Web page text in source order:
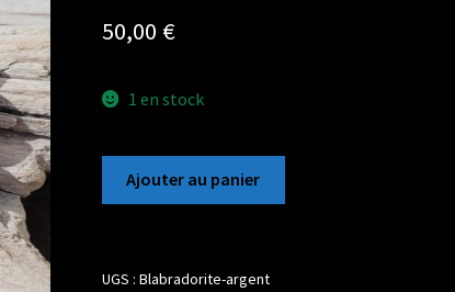
50,00 €
1 en stock
pierres
Ajouter au panier
UGS : Blabradorite-argent